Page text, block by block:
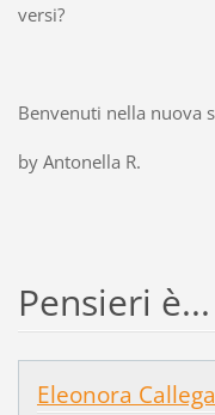
versi?
Benvenuti nella nuova
by Antonella R.
Pensieri
Eleonora